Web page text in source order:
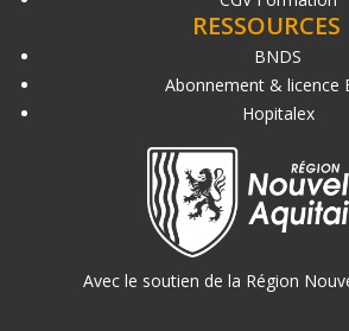
RESSOURCES
BNDS
Abonnement & licence
Hopitalex
Avec le soutien de la Région